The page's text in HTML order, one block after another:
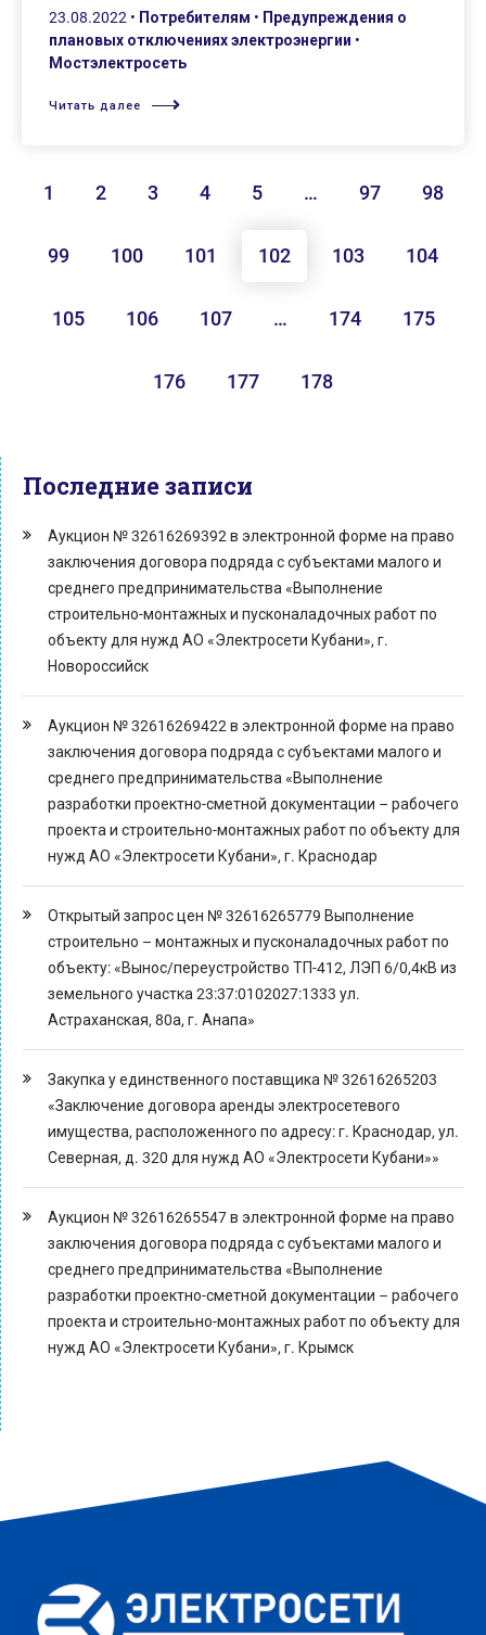
23.08.2022 • Потребителям • Предупреждения о
плановых отключениях электроэнергии •
Мостэлектросеть
Читать далее
1 2 3 4 5 … 97 98
99 100 101 102 103 104
105 106 107 … 174 175
176 177 178
Последние записи
Аукцион № 32616269392 в электронной форме на право
заключения договора подряда с субъектами малого и
среднего предпринимательства «Выполнение
строительно-монтажных и пусконаладочных работ по
объекту для нужд АО «Электросети Кубани», г.
Новороссийск
Аукцион № 32616269422 в электронной форме на право
заключения договора подряда с субъектами малого и
среднего предпринимательства «Выполнение
разработки проектно-сметной документации – рабочего
проекта и строительно-монтажных работ по объекту для
нужд АО «Электросети Кубани», г. Краснодар
Открытый запрос цен № 32616265779 Выполнение
строительно – монтажных и пусконаладочных работ по
объекту: «Вынос/переустройство ТП-412, ЛЭП 6/0,4кВ из
земельного участка 23:37:0102027:1333 ул.
Астраханская, 80а, г. Анапа»
Закупка у единственного поставщика № 32616265203
«Заключение договора аренды электросетевого
имущества, расположенного по адресу: г. Краснодар, ул.
Северная, д. 320 для нужд АО «Электросети Кубани»»
Аукцион № 32616265547 в электронной форме на право
заключения договора подряда с субъектами малого и
среднего предпринимательства «Выполнение
разработки проектно-сметной документации – рабочего
проекта и строительно-монтажных работ по объекту для
нужд АО «Электросети Кубани», г. Крымск